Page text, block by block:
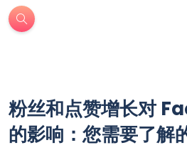
粉丝和点赞增长对
的影响：您需要了解